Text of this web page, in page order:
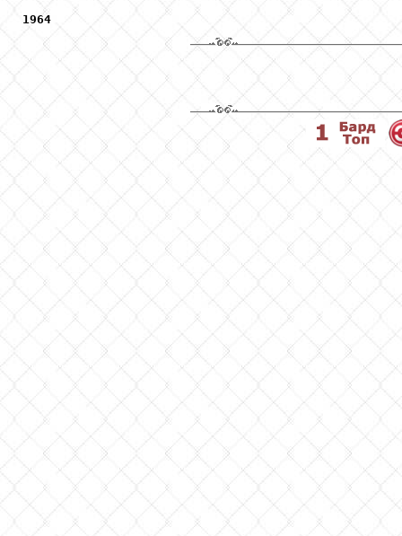
1964